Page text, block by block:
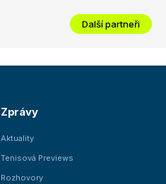
Další partneři
Zprávy
Aktuality
Tenisová Previews
Rozhovory